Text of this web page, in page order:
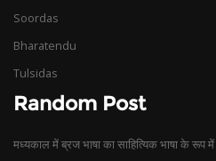
Soordas
Bharatendu
Tulsidas
Random Post
मध्यकाल में ब्रज भाषा का साहित्यिक भाषा के रूप